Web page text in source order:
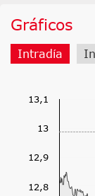
Gráficos
Intradía
12,8
12,9
13
13,1